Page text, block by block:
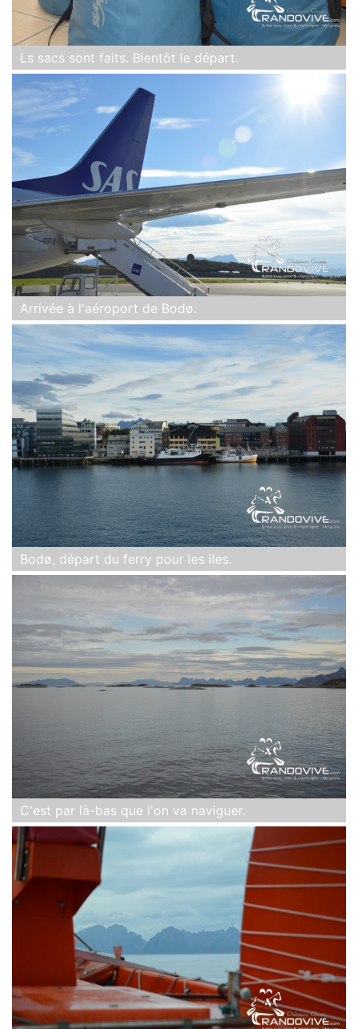
Ls sacs sont faits. Bientôt le départ.
Arrivée à l'aéroport de Bodø.
Bodø, départ du ferry pour les iles.
C'est par là-bas que l'on va naviguer.